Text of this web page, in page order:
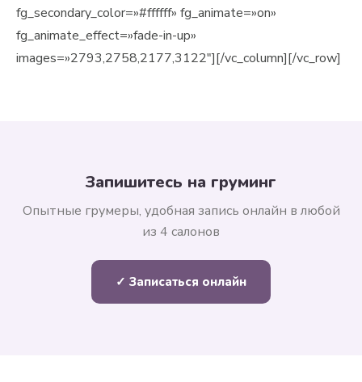
fg_secondary_color=»#ffffff» fg_animate=»on»
fg_animate_effect=»fade-in-up»
images=»2793,2758,2177,3122″][/vc_column][/vc_row]
Запишитесь на груминг
Опытные грумеры, удобная запись онлайн в любой
из 4 салонов
✓ Записаться онлайн